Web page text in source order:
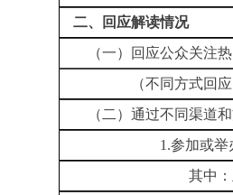
二、回应解读情况
（一）回应公众关注热
（不同方式回应同
（二）通过不同渠道和
1.参加或举办新
其中：主要负责